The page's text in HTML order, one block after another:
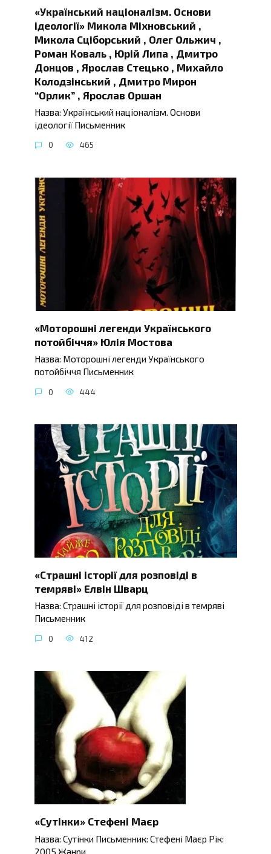
«Український націоналізм. Основи
ідеології» Микола Міхновський ,
Микола Сціборський , Олег Ольжич ,
Роман Коваль , Юрій Липа , Дмитро
Донцов , Ярослав Стецько , Михайло
Колодзінський , Дмитро Мирон
“Орлик” , Ярослав Оршан
Назва: Український націоналізм. Основи
ідеології Письменник
0 465
«Моторошні легенди Українського
потойбіччя» Юлія Мостова
Назва: Моторошні легенди Українського
потойбіччя Письменник
0 444
«Страшні історії для розповіді в
темряві» Елвін Шварц
Назва: Страшні історії для розповіді в темряві
Письменник
0 412
«Сутінки» Стефені Маєр
Назва: Сутінки Письменник: Стефені Маєр Рік:
2005 Жанри